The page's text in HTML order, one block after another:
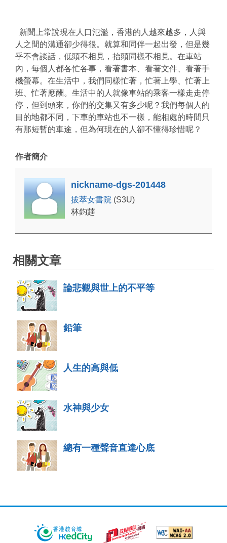
新聞上常說現在人口氾濫，香港的人越來越多，人與
人之間的溝通卻少得很。就算和同伴一起出發，但是幾
乎不會談話，低頭不相見，抬頭同樣不相見。在車站
內，每個人都各忙各事，看著書本、看著文件、看著手
機螢幕。在生活中，我們同樣忙著，忙著上學、忙著上
班、忙著應酬。生活中的人就像車站的乘客一樣走走停
停，但到頭來，你們的交集又有多少呢？我們每個人的
目的地都不同，下車的車站也不一樣，能相處的時間只
有那短暫的車途，但為何現在的人卻不懂得珍惜呢？
作者簡介
nickname-dgs-201448
拔萃女書院 (S3U)
林鈞莛
相關文章
論悲觀與世上的不平等
鉛筆
人生的高與低
水神與少女
總有一種聲音直達心底